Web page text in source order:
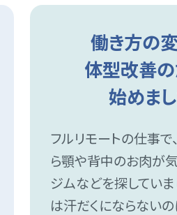
働き方の
体型改善
始めまし
フルリモートの仕事で
ら顎や背中のお肉が
ジムなどを探していま
は汗だくにならない